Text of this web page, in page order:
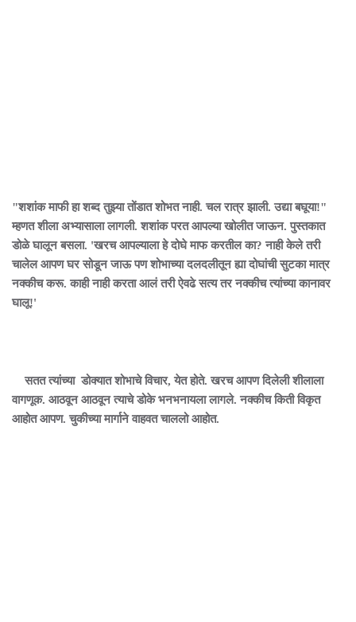
"शशांक माफी हा शब्द तुझ्या तोंडात शोभत नाही. चल रात्र झाली. उद्या बघूया!"
म्हणत शीला अभ्यासाला लागली. शशांक परत आपल्या खोलीत जाऊन. पुस्तकात
डोळे घालून बसला. 'खरच आपल्याला हे दोघे माफ करतील का? नाही केले तरी
चालेल आपण घर सोडून जाऊ पण शोभाच्या दलदलीतून ह्या दोघांची सुटका मात्र
नक्कीच करू. काही नाही करता आलं तरी ऐवढे सत्य तर नक्कीच त्यांच्या कानावर
घालू!'
सतत त्यांच्या डोक्यात शोभाचे विचार, येत होते. खरच आपण दिलेली शीलाला
वागणूक. आठवून आठवून त्याचे डोके भनभनायला लागले. नक्कीच किती विकृत
आहोत आपण. चुकीच्या मार्गाने वाहवत चाललो आहोत.